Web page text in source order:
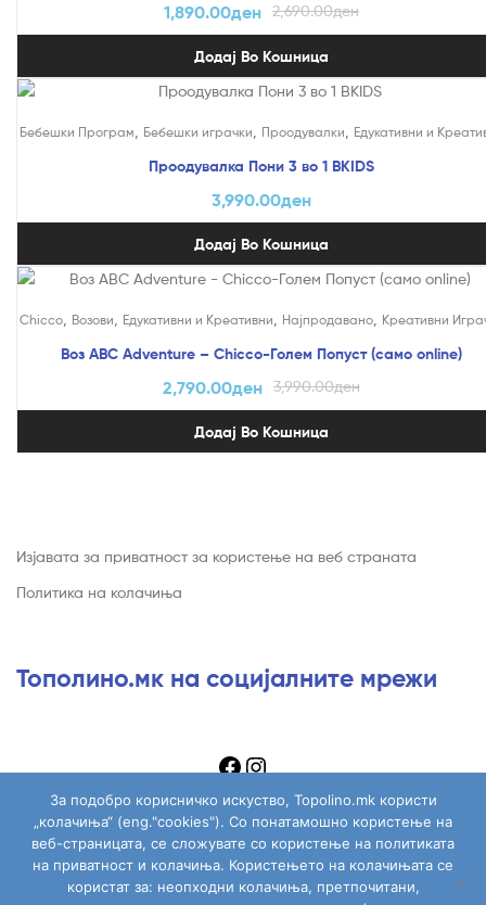
2,690.00ден
1,890.00ден
Додај Во Кошница
Бебешки Програм, Бебешки играчки, Проодувалки, Едукативни и
Проодувалка Пони 3 во 1 BKIDS
3,990.00ден
Додај Во Кошница
Chicco, Возови Едукативни и Креативни Најпродавано, Креативни
Воз ABC Adventure – Chicco-Голем Попуст (само online)
3,990.00ден
2,790.00ден
Додај Во Кошница
Изјавата за приватност за користење на веб страната
Политика на колачиња
Тополино.мк на социјалните мрежи
Topolino.mk
За подобро корисничко искуство, Topolino.mk користи
„колачиња“ (eng."cookies"). Со понатамошно користење на
веб-страницата, се сложувате со користење на политиката
на приватност и колачиња. Користењето на колачињата се
користат за: неопходни колачиња, претпочитани,